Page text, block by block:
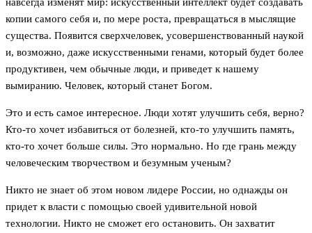
копии самого себя и, по мере роста, превращаться в мыслящие
существа. Появится сверхчеловек, усовершенствованный наукой
и, возможно, даже искусственными генами, который будет более
продуктивен, чем обычные люди, и приведет к нашему
вымиранию. Человек, который станет Богом.
Это и есть самое интересное. Люди хотят улучшить себя, верно?
Кто-то хочет избавиться от болезней, кто-то улучшить память,
кто-то хочет больше силы. Это нормально. Но где грань между
человеческим творчеством и безумным ученым?
Никто не знает об этом новом лидере России, но однажды он
придет к власти с помощью своей удивительной новой
технологии. Никто не сможет его остановить. Он захватит